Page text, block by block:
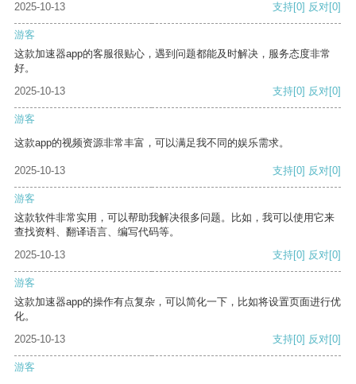
2025-10-13
支持[0] 反对[0]
游客
这款加速器app的客服很贴心，遇到问题都能及时解决，服务态度非常
好。
2025-10-13
支持[0] 反对[0]
游客
这款app的视频资源非常丰富，可以满足我不同的娱乐需求。
2025-10-13 支持[0] 反对[0]
游客
这款软件非常实用，可以帮助我解决很多问题。比如，我可以使用它来
查找资料、翻译语言、编写代码等。
2025-10-13
支持[0] 反对[0]
游客
这款加速器app的操作有点复杂，可以简化一下，比如将设置页面进行优
化。
2025-10-13
支持[0] 反对[0]
游客